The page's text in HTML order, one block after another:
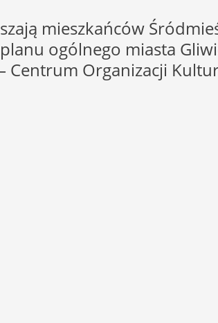
mieszkańców
ogólnego miasta
Centrum Organizacji